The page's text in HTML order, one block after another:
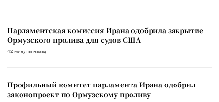
Парламентская комиссия Ирана одобрила закрытие
Ормузского пролива для судов США
42 минуты назад
Профильный комитет парламента Ирана одобрил
законопроект по Ормузскому проливу